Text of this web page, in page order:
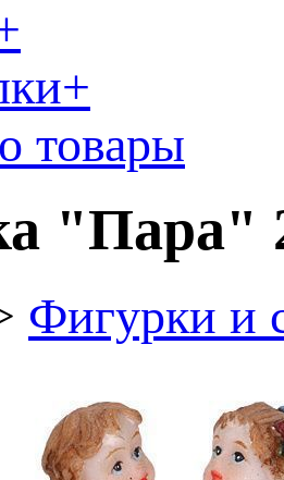
товары
"Пара"
Фигурки и